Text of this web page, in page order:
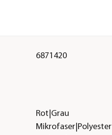
6871420
Rot|Grau
Mikrofaser|Polyester